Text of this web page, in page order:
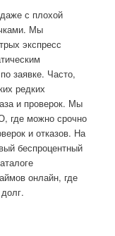
с плохой
Мы
экспресс
заявке. Часто,
редких
и проверок. Мы
где можно срочно
и отказов. На
беспроцентный
онлайн, где